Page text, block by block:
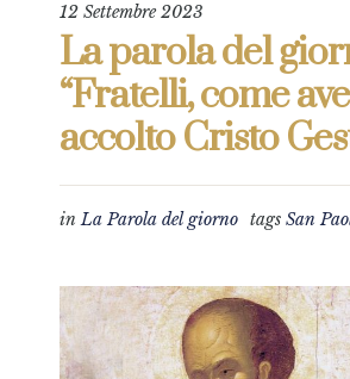
12 Settembre 2023
La parola del
“Fratelli, come
accolto Cristo
inLa Parola del giorno tags San